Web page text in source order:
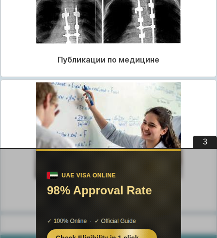
Публикации по медицине
Публикации по педагогике
Разделы публикаций
2